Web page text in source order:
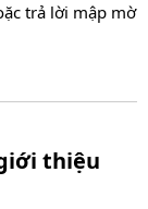
trả lời mập mờ
thiệu